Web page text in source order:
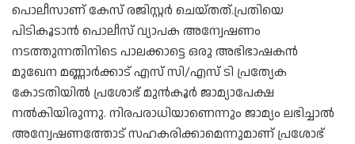
പൊലീസാണ് കേസ് രജിസ്റ്റർ ചെയ്തത്.പ്രതിയെ
പിടികൂടാൻ പൊലീസ് വ്യാപക അന്വേഷണം
നടത്തുന്നതിനിടെ പാലക്കാട്ടെ ഒരു അഭിഭാഷകൻ
മുഖേന മണ്ണാർക്കാട് എസ് സി/എസ് ടി പ്രത്യേക
കോടതിയിൽ പ്രശോഭ് മുൻകൂർ ജാമ്യാപേക്ഷ
നൽകിയിരുന്നു. നിരപരാധിയാണെന്നും ജാമ്യം ലഭിച്ചാൽ
അന്വേഷണത്തോട് സഹകരിക്കാമെന്നുമാണ് പ്രശോഭ്